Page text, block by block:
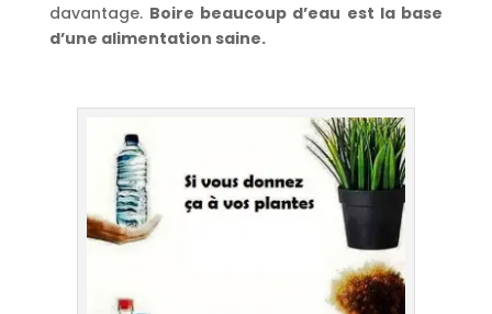
davantage. Boire beaucoup d’eau est la base
d’une alimentation saine.